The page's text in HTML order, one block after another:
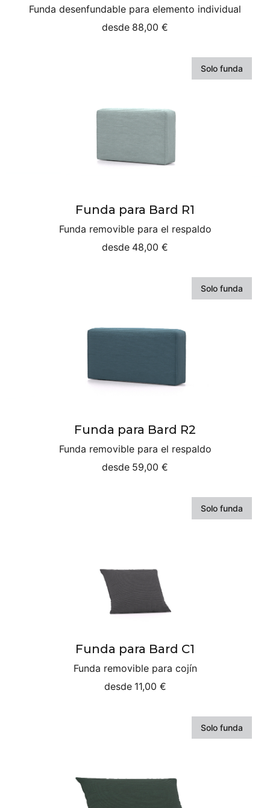
Funda desenfundable para elemento individual
desde 88,00 €
Solo funda
Funda para Bard R1
Funda removible para el respaldo
desde 48,00 €
Solo funda
Funda para Bard R2
Funda removible para el respaldo
desde 59,00 €
Solo funda
Funda para Bard C1
Funda removible para cojín
desde 11,00 €
Solo funda